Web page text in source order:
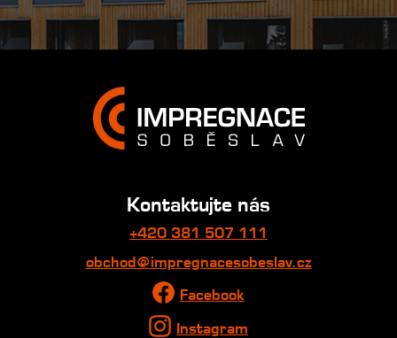
Kontaktujte nás
+420 381 507 111
obchod@impregnacesobeslav.cz
Facebook
Instagram